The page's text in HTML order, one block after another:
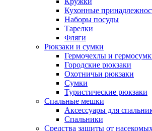
Кухонные
Наборы посуды
Тарелки
Фляги
Рюкзаки и сумки
Гермочехлы и
Городские рюкзаки
Охотничьи рюкзаки
Сумки
Туристические рюкзаки
Спальные мешки
Аксессуары для
Спальники
Средства защиты от